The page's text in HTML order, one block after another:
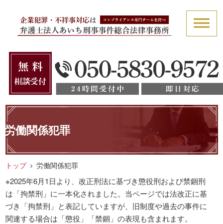
労働関係犯罪
トップ 労働関係犯罪
※2025年6月1日より、改正刑法に基づき懲役刑および禁錮刑
は「拘禁刑」に一本化されました。当ページでは法改正に基
づき「拘禁刑」と表記していますが、旧制度や過去の事件に
関連する場合は「懲役」「禁錮」の表現も含まれます。